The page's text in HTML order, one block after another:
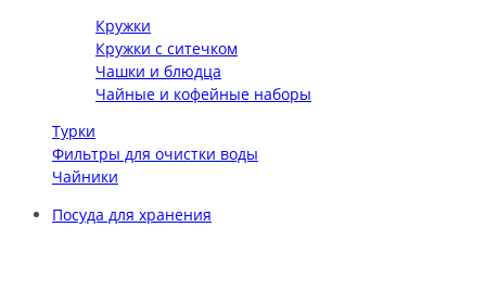
Кружки
Кружки с ситечком
Чашки и блюдца
Чайные и кофейные наборы
Турки
Фильтры для очистки воды
Чайники
Посуда для хранения